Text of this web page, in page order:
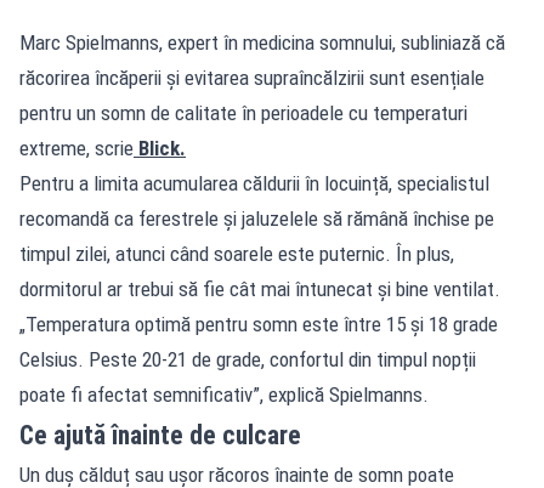
Marc Spielmanns, expert în medicina somnului, subliniază că
răcorirea încăperii și evitarea supraîncălzirii sunt esențiale
pentru un somn de calitate în perioadele cu temperaturi
extreme, scrie Blick.
Pentru a limita acumularea căldurii în locuință, specialistul
recomandă ca ferestrele și jaluzelele să rămână închise pe
timpul zilei, atunci când soarele este puternic. În plus,
dormitorul ar trebui să fie cât mai întunecat și bine ventilat.
„Temperatura optimă pentru somn este între 15 și 18 grade
Celsius. Peste 20-21 de grade, confortul din timpul nopții
poate fi afectat semnificativ”, explică Spielmanns.
Ce ajută înainte de culcare
Un duș călduț sau ușor răcoros înainte de somn poate